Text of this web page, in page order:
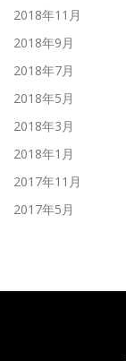
2018年11月
2018年9月
2018年7月
2018年5月
2018年3月
2018年1月
2017年11月
2017年5月